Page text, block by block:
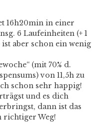
16h20min in einer
6 Laufeinheiten (+ 1
aber schon ein wenig
(mit 70% d.
von 11,5h zu
schon sehr happig!
und es dich
dann ist das
richtiger Weg!